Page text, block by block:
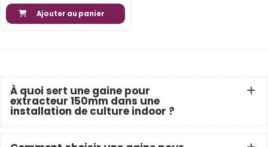
Ajouter au panier
À quoi sert une gaine pour
extracteur 150mm dans une
installation de culture indoor ?